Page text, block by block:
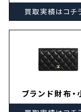
買取実績はコチ
ブランド財布・